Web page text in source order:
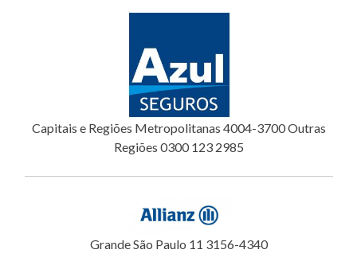
Capitais e Regiões Metropolitanas 4004-3700 Outras
Regiões 0300 123 2985
Grande São Paulo 11 3156-4340